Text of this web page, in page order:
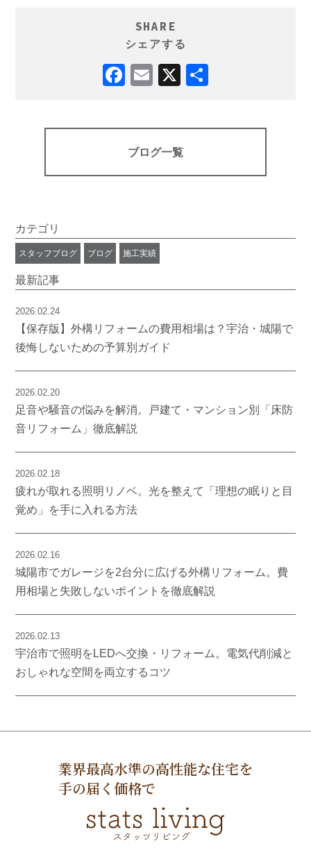
SHARE
シェアする
ブログ一覧
カテゴリ
スタッフブログ ブログ 施工実績
最新記事
2026.02.24
【保存版】外構リフォームの費用相場は？宇治・城陽で
後悔しないための予算別ガイド
2026.02.20
足音や騒音の悩みを解消。戸建て・マンション別「床防
音リフォーム」徹底解説
2026.02.18
疲れが取れる照明リノベ。光を整えて「理想の眠りと目
覚め」を手に入れる方法
2026.02.16
城陽市でガレージを2台分に広げる外構リフォーム。費
用相場と失敗しないポイントを徹底解説
2026.02.13
宇治市で照明をLEDへ交換・リフォーム。電気代削減と
おしゃれな空間を両立するコツ
業界最高水準の高性能な住宅を
手の届く価格で